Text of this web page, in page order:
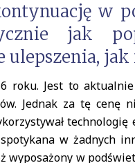
w
jak
roku. Jest to
Jednak za tę cenę
w żadnych
wyposażony w